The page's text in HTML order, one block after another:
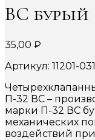
ВС бурый
35,00 ₽
Артикул: 11201-
П-32 ВС –
марки П-32 ВС
механических
воздействий